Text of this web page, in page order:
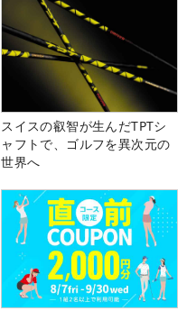
スイスの叡智が生んだTPTシ
ャフトで、ゴルフを異次元の
世界へ